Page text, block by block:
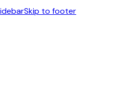
Skip to footer